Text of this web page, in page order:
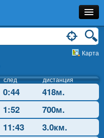
Карта
след дистанция
0:44
418м.
1:52
700м.
11:43
3.0км.